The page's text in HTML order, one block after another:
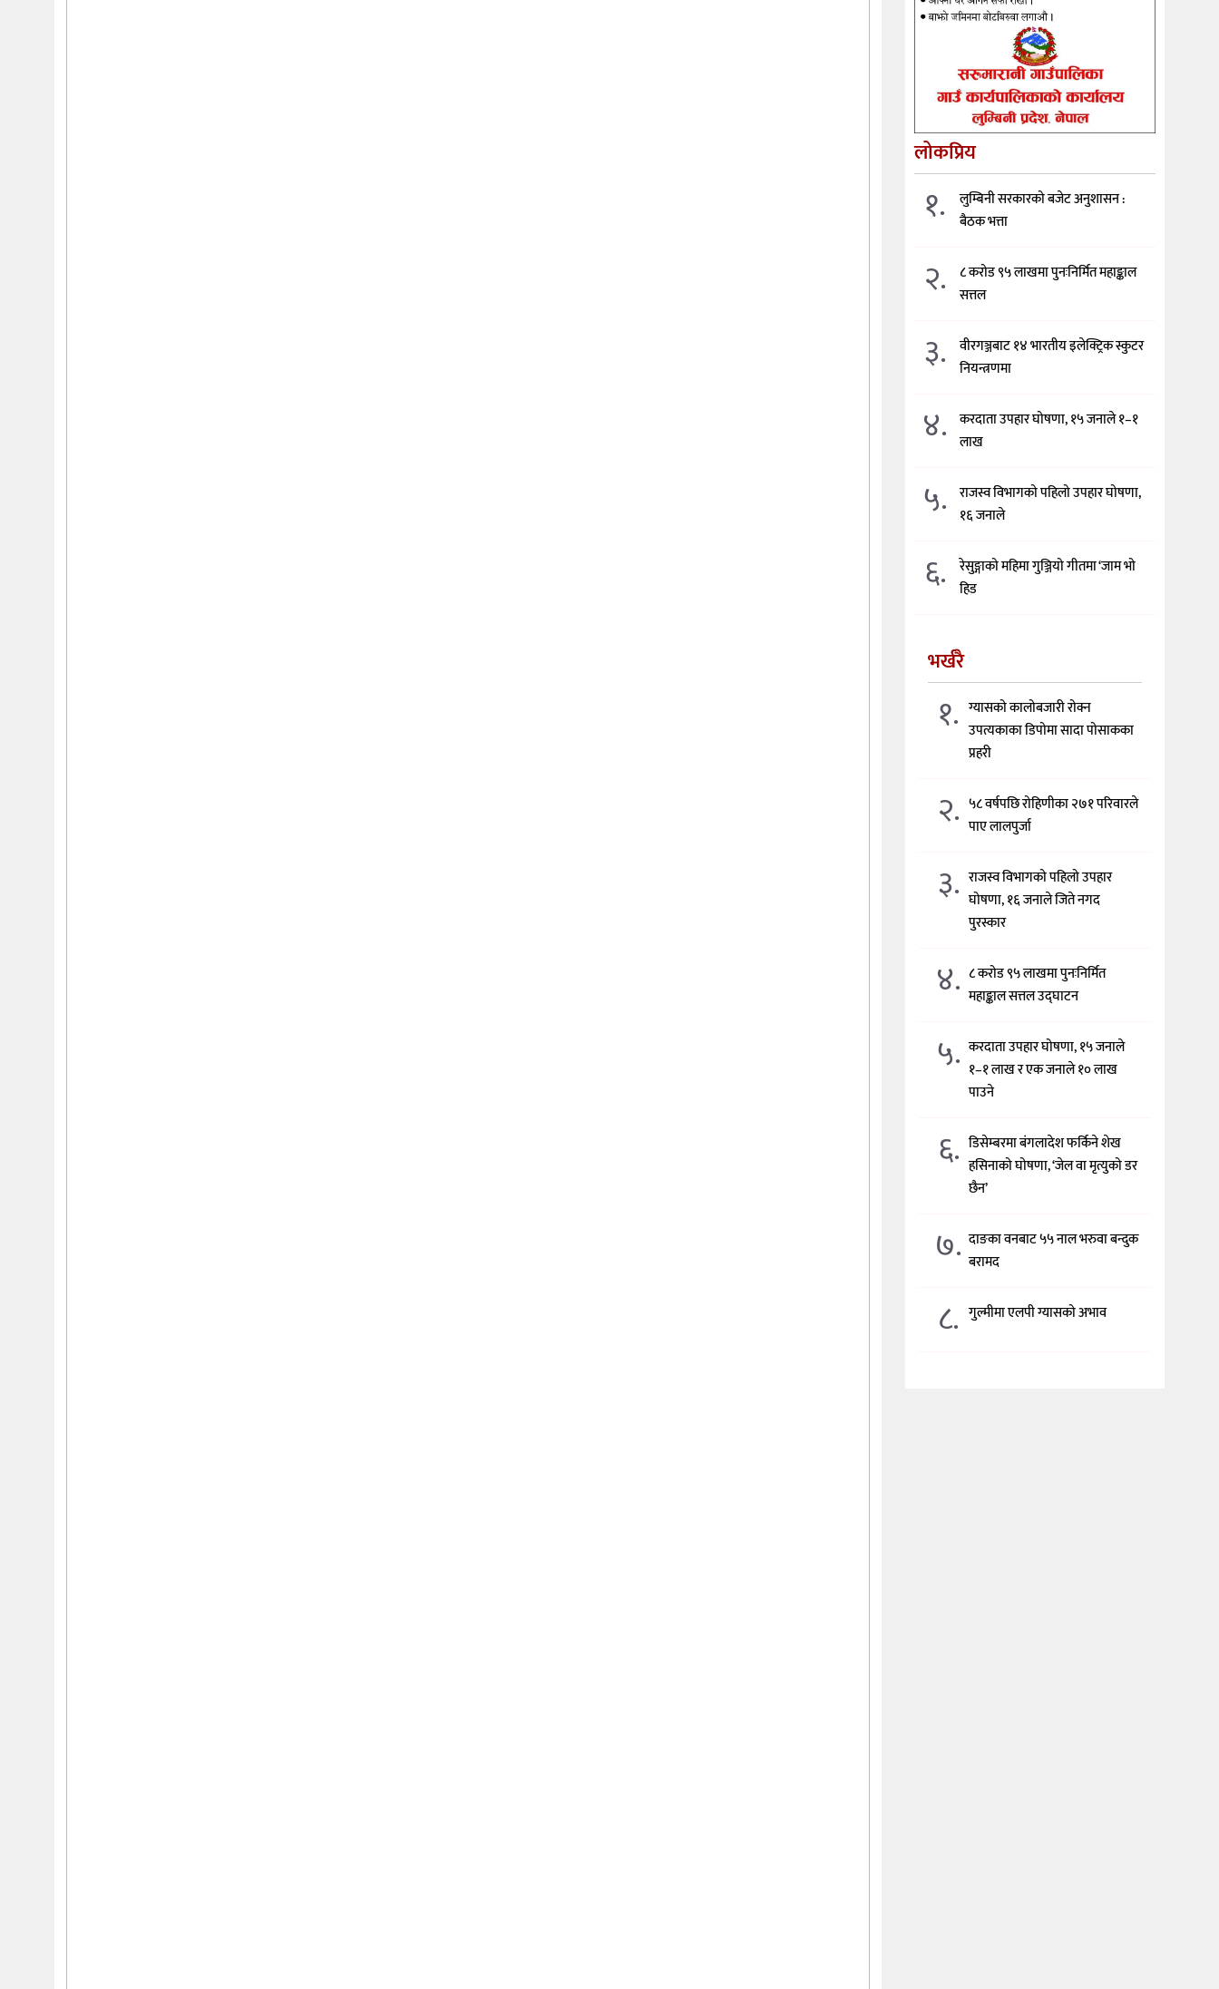
लोकप्रिय
१.
लुम्बिनी सरकारको बजेट अनुशासन :
बैठक भत्ता
२.
८ करोड ९५ लाखमा पुनःनिर्मित महाङ्काल
सत्तल
३.
वीरगञ्जबाट १४ भारतीय इलेक्ट्रिक स्कुटर
नियन्त्रणमा
४.
करदाता उपहार घोषणा, १५ जनाले १–१
लाख
५.
राजस्व विभागको पहिलो उपहार घोषणा,
१६ जनाले
६.
रेसुङ्गाको महिमा गुञ्जियो गीतमा ‘जाम भो
हिड
भर्खरै
१. ग्यासको कालोबजारी रोक्न
उपत्यकाका डिपोमा सादा पोसाकका
प्रहरी
२. ५८ वर्षपछि रोहिणीका २७१ परिवारले
पाए लालपुर्जा
३. राजस्व विभागको पहिलो उपहार
घोषणा, १६ जनाले जिते नगद
पुरस्कार
४. ८ करोड ९५ लाखमा पुनःनिर्मित
महाङ्काल सत्तल उद्घाटन
५. करदाता उपहार घोषणा, १५ जनाले
१–१ लाख र एक जनाले १० लाख
पाउने
६. डिसेम्बरमा बंगलादेश फर्किने शेख
हसिनाको घोषणा, ‘जेल वा मृत्युको डर
छैन’
७. दाङका वनबाट ५५ नाल भरुवा बन्दुक
बरामद
८. गुल्मीमा एलपी ग्यासको अभाव